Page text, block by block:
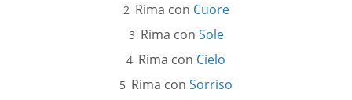
Rima con Cuore
Rima con Sole
Rima con Cielo
Rima con Sorriso